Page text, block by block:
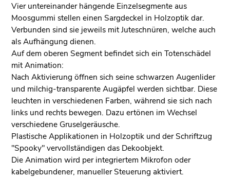
Vier untereinander hängende Einzelsegmente aus
Moosgummi stellen einen Sargdeckel in Holzoptik dar.
Verbunden sind sie jeweils mit Juteschnüren, welche auch
als Aufhängung dienen.
Auf dem oberen Segment befindet sich ein Totenschädel
mit Animation:
Nach Aktivierung öffnen sich seine schwarzen Augenlider
und milchig-transparente Augäpfel werden sichtbar. Diese
leuchten in verschiedenen Farben, während sie sich nach
links und rechts bewegen. Dazu ertönen im Wechsel
verschiedene Gruselgeräusche.
Plastische Applikationen in Holzoptik und der Schriftzug
"Spooky" vervollständigen das Dekoobjekt.
Die Animation wird per integriertem Mikrofon oder
kabelgebundener, manueller Steuerung aktiviert.